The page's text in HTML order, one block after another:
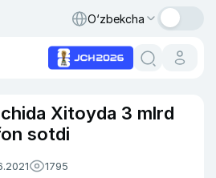
O‘zbekcha
Xitoyda 3 mlrd
sotdi
1795